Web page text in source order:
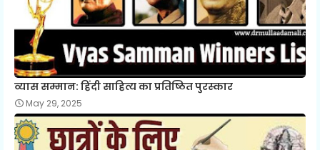
व्यास सम्मान: हिंदी साहित्य का प्रतिष्ठित पुरस्कार
May 29, 2025